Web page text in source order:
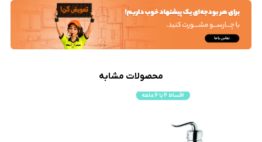
محصولات مشابه